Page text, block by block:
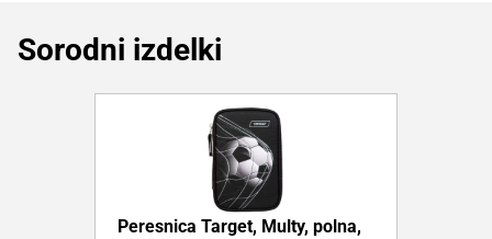
Sorodni izdelki
Peresnica Target, Multy, polna,